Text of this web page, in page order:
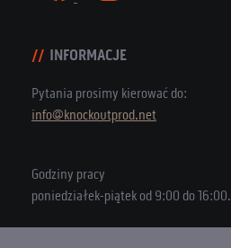
INFORMACJE
Pytania prosimy kierować do:
info@knockoutprod.net
Godziny pracy
poniedziałek-piątek od 9:00 do 16:00.